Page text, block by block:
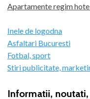
Apartamente regim
Inele de logodna
Asfaltari Bucuresti
Fotbal, sport
Stiri publicitate,
Informatii, noutati,